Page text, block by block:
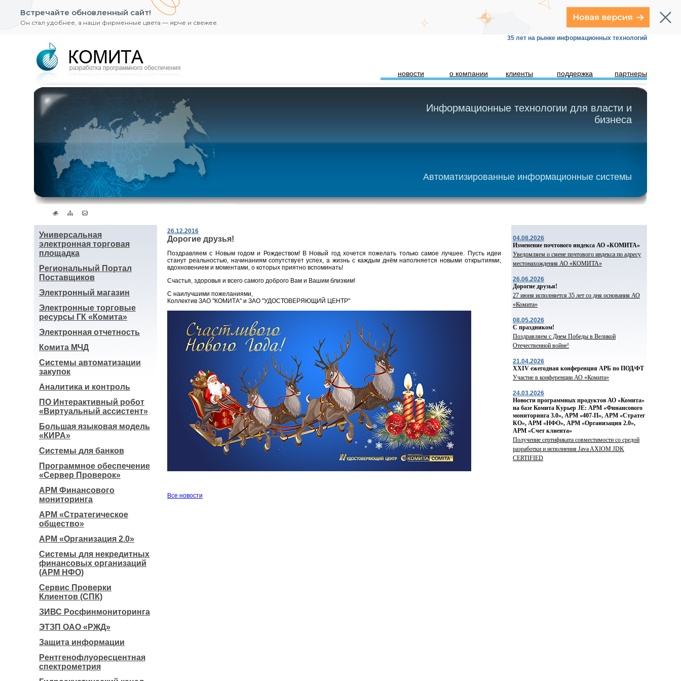
Встречайте обновленный сайт!
Он стал удобнее, а наши фирменные цвета — ярче и свежее.
35 лет на рынке информационных технологий
новости о компании клиенты поддержка партнеры
Информационные технологии для власти и
бизнеса
Автоматизированные информационные системы
Универсальная
электронная торговая
площадка
Региональный Портал
Поставщиков
Электронный магазин
Электронные торговые
ресурсы ГК «Комита»
Электронная отчетность
Комита МЧД
Системы автоматизации
закупок
Аналитика и контроль
ПО Интерактивный робот
«Виртуальный ассистент»
Большая языковая модель
«КИРА»
Системы для банков
Программное обеспечение
«Сервер Проверок»
АРМ Финансового
мониторинга
АРМ «Стратегическое
общество»
АРМ «Организация 2.0»
Системы для некредитных
финансовых организаций
(АРМ НФО)
Сервис Проверки
Клиентов (СПК)
ЗИВС Росфинмониторинга
ЭТЗП ОАО «РЖД»
Защита информации
Рентгенофлуоресцентная
спектрометрия
26.12.2016
Дорогие друзья!
Поздравляем с Новым годом и Рождеством! В Новый год хочется пожелать только самое лучшее. Пусть идеи
станут реальностью, начинаниям сопутствует успех, а жизнь с каждым днём наполняется новыми открытиями,
вдохновением и моментами, о которых приятно вспоминать!
Счастья, здоровья и всего самого доброго Вам и Вашим близким!
С наилучшими пожеланиями,
Коллектив ЗАО "КОМИТА" и ЗАО "УДОСТОВЕРЯЮЩИЙ ЦЕНТР"
Все новости
04.08.2026
Изменение почтового индекса АО «КОМИТА»
Уведомляем о смене почтового индекса по адресу
местонахождения АО «КОМИТА»
26.06.2026
Дорогие друзья!
27 июня исполняется 35 лет со дня основания АО
«Комита»
08.05.2026
С праздником!
Поздравляем с Днем Победы в Великой
Отечественной войне!
21.04.2026
ХХIV ежегодная конференция АРБ по ПОД/ФТ
Участие в конференции АО «Комита»
24.03.2026
Новости программных продуктов АО «Комита»
на базе Комита Курьер JE: АРМ «Финансового
мониторинга 3.0», АРМ «407-П», АРМ «Стратег
КО», АРМ «НФО», АРМ «Организация 2.0»,
АРМ «Счет клиента»
Получение сертификата совместимости со средой
разработки и исполнения Java AXIOM JDK
CERTIFIED